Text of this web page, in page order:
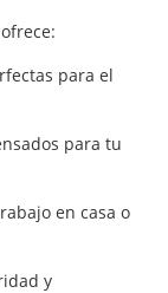
para el
para tu
en casa o
y